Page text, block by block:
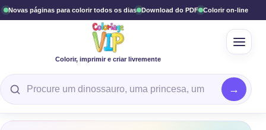
Novas páginas para colorir todos os dias Download do PDF Colorir on-line
Colorir, imprimir e criar livremente
Procure uma página para colorir
Menu